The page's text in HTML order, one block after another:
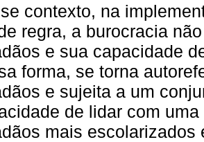
contexto, na
regra, a burocracia
e sua capacidade
forma, se torna
e sujeita a um
de lidar com
mais escolarizados